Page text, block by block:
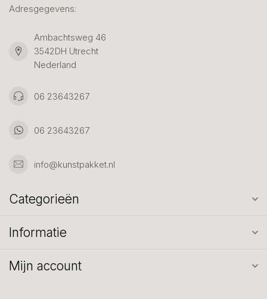
Adresgegevens:
Ambachtsweg 46
3542DH Utrecht
Nederland
06 23643267
06 23643267
info@kunstpakket.nl
Categorieën
Informatie
Mijn account